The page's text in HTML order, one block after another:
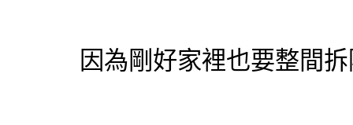
因為剛好家裡也要整間